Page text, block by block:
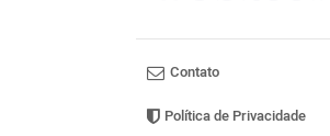
Contato
Política de Privacidade